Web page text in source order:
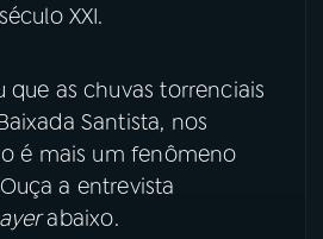
Facebook
X
XXI.
que as chuvas torrenciais
Santista, nos
é mais um fenômeno
a entrevista
abaixo.